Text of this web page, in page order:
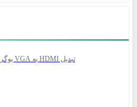
تبدیل HDMI به VGA یوگرین مدل CM157 50288